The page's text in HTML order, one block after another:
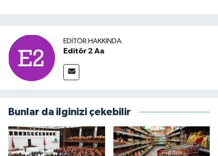
EDITÖR HAKKINDA
Editör 2 Aa
Bunlar da ilginizi çekebilir